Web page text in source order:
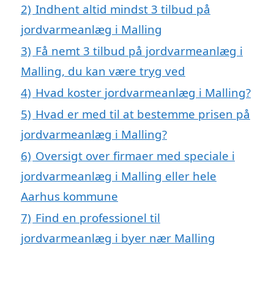
2) Indhent altid mindst 3 tilbud på
jordvarmeanlæg i Malling
3) Få nemt 3 tilbud på jordvarmeanlæg i
Malling, du kan være tryg ved
4) Hvad koster jordvarmeanlæg i Malling?
5) Hvad er med til at bestemme prisen på
jordvarmeanlæg i Malling?
6) Oversigt over firmaer med speciale i
jordvarmeanlæg i Malling eller hele
Aarhus kommune
7) Find en professionel til
jordvarmeanlæg i byer nær Malling